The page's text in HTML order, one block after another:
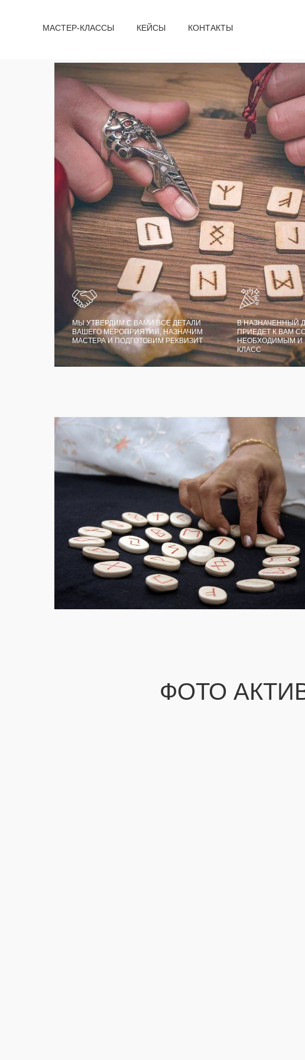
МАСТЕР-КЛАССЫ КЕЙСЫ КОНТАКТЫ
МЫ УТВЕРДИМ С ВАМИ ВСЕ ДЕТАЛИ
ВАШЕГО МЕРОПРИЯТИЯ, НАЗНАЧИМ
МАСТЕРА И ПОДГОТОВИМ РЕКВИЗИТ
В НАЗНАЧЕННЫЙ
ПРИЕДЕТ К ВАМ
НЕОБХОДИМЫМ И
КЛАСС
ФОТО